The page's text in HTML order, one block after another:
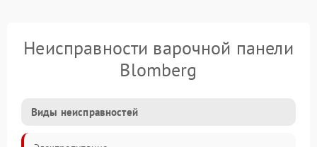
Неисправности варочной панели
Blomberg
Виды неисправностей